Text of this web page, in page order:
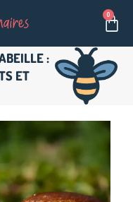
0
:
ET